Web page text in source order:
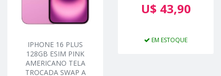
IPHONE 16 PLUS
128GB ESIM PINK
AMERICANO TELA
TROCADA SWAP A
U$ 43,90
EM ESTOQUE